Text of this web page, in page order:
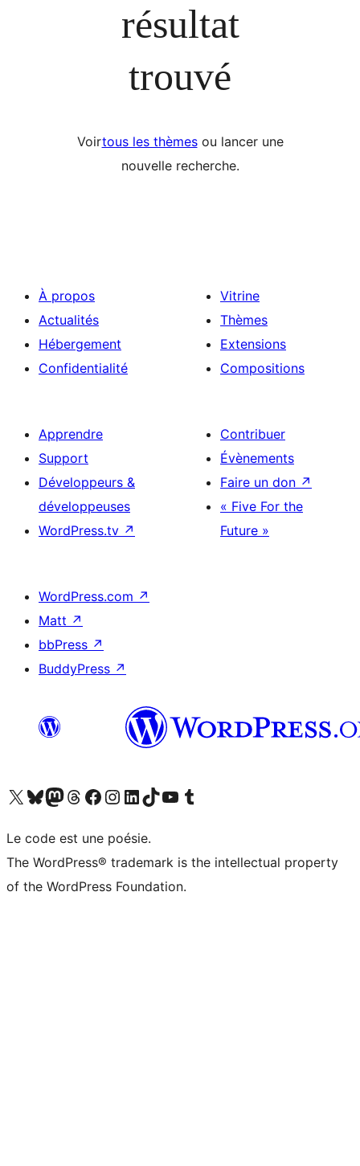
résultat
trouvé
Voirtous les thèmesou lancer une
nouvelle recherche.
À propos
Actualités
Hébergement
Confidentialité
Vitrine
Thèmes
Extensions
Compositions
Apprendre
Support
Développeurs &
développeuses
WordPress.tv ↗
Contribuer
Évènements
Faire un don ↗
« Five For the
Future »
WordPress.com ↗
Matt ↗
bbPress ↗
BuddyPress ↗
Visitez notre compte X (précédemment Twitter)
Visiter notre compte Bluesky
Visiter notre compte Mastodon
Visiter notre compte Threads
Consulter notre compte Facebook
Consulter notre compte Instagram
Consulter notre compte LinkedIn
Visiter notre compte TokTok
Visiter notre chaîne YouTube
Visiter notre compte Tumblr
Le code est une poésie.
The WordPress® trademark is the intellectual property
of the WordPress Foundation.